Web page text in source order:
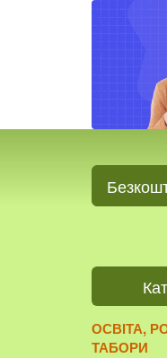
ОСВІТА,
ТАБОРИ